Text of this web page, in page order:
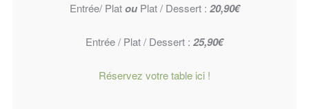
Entrée/ PlatouPlat / Dessert : 20,90€
Entrée / Plat / Dessert : 25,90€
Réservez votre table ici !